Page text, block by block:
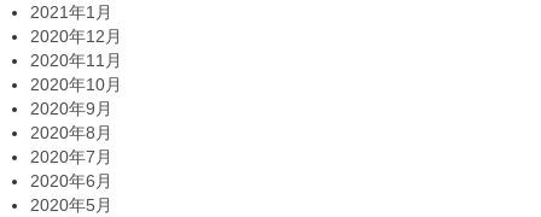
2021年1月
2020年12月
2020年11月
2020年10月
2020年9月
2020年8月
2020年7月
2020年6月
2020年5月